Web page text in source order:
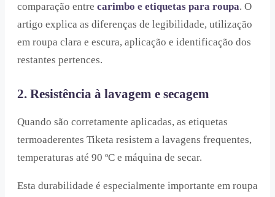
comparação entre carimbo e etiquetas para roupa. O
artigo explica as diferenças de legibilidade, utilização
em roupa clara e escura, aplicação e identificação dos
restantes pertences.
2. Resistência à lavagem e secagem
Quando são corretamente aplicadas, as etiquetas
termoaderentes Tiketa resistem a lavagens frequentes,
temperaturas até 90 ºC e máquina de secar.
Esta durabilidade é especialmente importante em roupa